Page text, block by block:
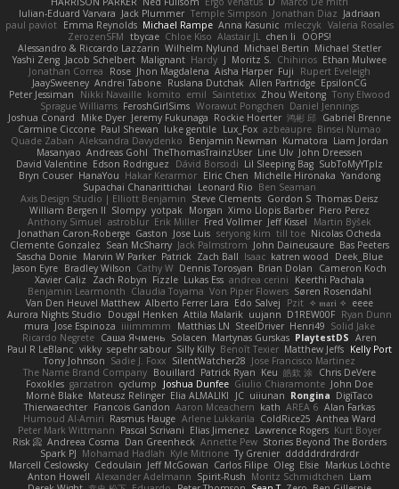
Iulian-Eduard Varvara Jack Plummer Temple Simpson Jonathan Diaz Jadriaan
paul paviot Emma Reynolds Michael Rampe Anna Kasunic mleczyk Valeria Rosales
ZerozenSFM tbycae Chloe Kiso Alastair JL chen li
OOPS!
Alessandro & Riccardo Lazzarin Wilhelm Nylund Michael Bertin Michael Stetler
Yashi Zeng Jacob Schelbert Malignant Hardy J Moritz S. Chihirios Ethan Mulwee
Jonathan Correa
Rose Jhon Magdalena Aisha Harper Fuji
Rupert Eveleigh
JaaySweeney Andrei Tabone Ruslana Dutchak Allen Partridge EpsilonCG
Peter Jessiman
Nikki Navaille komito emil Saintetixx Zhou Weitong Tony Elwood
Sprague Williams FeroshGirlSims Worawut Pongchen Daniel Jennings
Joshua Conard
Mike Dyer Jeremy Fukunaga Rockie Hoerter 鸿彬 邱 Gabriel Brenne
Carmine Ciccone Paul Shewan luke gentile Lux_Fox azbeaupre Binsei Numao
Quade Zaban Aleksandra Davydenko Benjamin Newman Kumatora Liam Jordan
Masanyao Andreas Gohl TheThomasTrainzUser Line Ulv John Dreessen
David Valentine Edson Rodriguez Dávid Borsodi Lil Sleeping Bag SubToMyYTplz
Bryn Couser HanaYou Hakar Kerarmor Elric Chen Michelle Hironaka Yandong
Supachai Chanarittichai
Leonard Rio Ben Seaman
Axis Design Studio | Elliott Benjamin Steve Clements Gordon S Thomas Deisz
William Bergen II Slompy yotpak Morgan Ximo Llopis Barber Piero Perez
Anthony Simuel astroblur Erik Miller Fred Vollmer Jeff Kissel
Martin Býšek
Jonathan Caron-Roberge Gaston Jose Luis seryong kim till toe Nicolas Ocheda
Clemente Gonzalez Sean McSharry Jack Palmstrom John Daineusaure Bas Peeters
Sascha Donie Marvin W Parker Patrick Zach Ball Isaac katren wood
Deek_Blue
Jason Eyre Bradley Wilson Cathy W Dennis Torosyan Brian Dolan
Cameron Koch
Xavier Caliz
Zach Robyn Fizzle Lukas Ess andrea cerini
Keerthi Pachala
Benjamin Learmonth Claudia Toyama Von Piper Flowers Søren Rosendahl
Van Den Heuvel Matthew Alberto Ferrer Lara Edo Salvej Pzit ✧ 𝔪𝔞𝔯𝔦 ✧ eeee
Aurora Nights Studio
Dougal Henken Attila Malarik uujann D1REW00F Ryan Dunn
mura Jose Espinoza iiiimmmm Matthias LN SteelDriver Henri49 Solid Jake
Ricardo Negrete Саша Ячмень Solacen Martynas Gurskas PlaytestDS Aren
Paul R LeBlanc vikky sepehr sabour Silly Killy Benoît Texier Matthew Jeffs Kelly Port
Tony Johnson Sadie J. Foxx SilentWatcher28 Jose Francisco Martinez
The Name Brand Company Bouillard Patrick Ryan Keu 皓欽 涂 Chris DeVere
Foxokles garzatron cyclump Joshua Dunfee Giulio Chiaramonte John Doe
Mornè Blake Mateusz Relinger Elia ALMALIKI JC uiiunan Rongina DigiTaco
Thierwaechter Francois Gandon Aaron Mceachern kath AREA 6 Alan Farkas
Humoud Al-Amiri Rasmus Hauge Arlene Lukkarila ColdRice25 Anthea Ward
Peter Mark Wittmann Pascal Scrivani Elias Jimenez Lawrence Rogers Kurt Boyer
Risk 📀 Andreea Cosma Dan Greenheck Annette Pew Stories Beyond The Borders
Spark PJ Mohamad Hadlah Kyle Mitrione Ty Grenier dddddrdrdrdrdr
Marcell Ceslowsky Cedoulain Jeff McGowan Carlos Filipe Oleg Elsie Markus Löchte
Anton Howell Alexander Adelmann Spirit-Rush Moritz Schmidtchen Liam